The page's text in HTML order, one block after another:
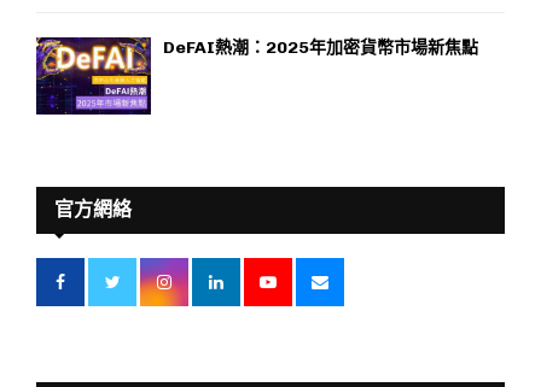
DeFAI熱潮：2025年加密貨幣市場新焦點
官方網絡